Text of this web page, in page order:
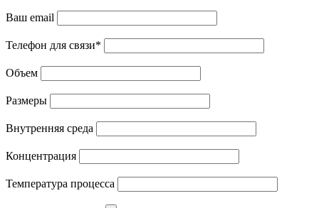
Ваш email
Телефон для связи*
Объем
Размеры
Внутренняя среда
Концентрация
Температура процесса